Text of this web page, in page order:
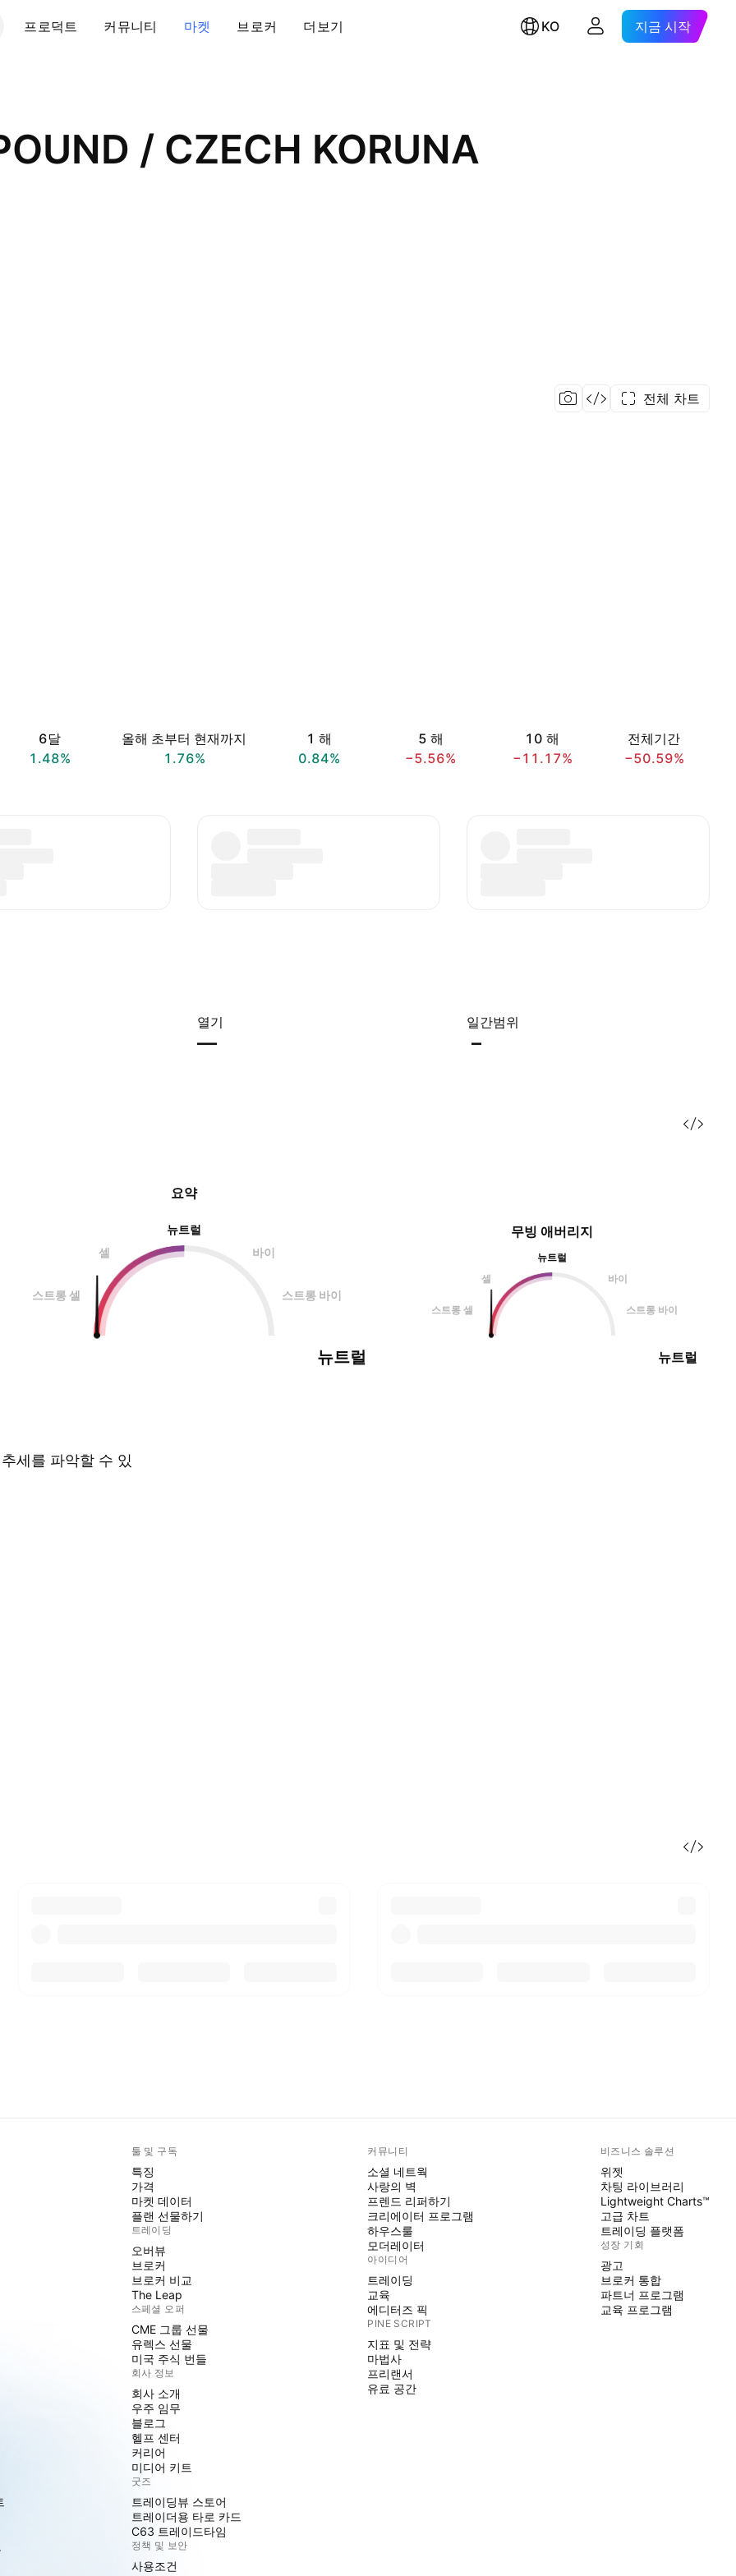
프로덕트 커뮤니티 마켓 브로커 더보기 KO 지금 시작
/ CZECH KORUNA
전체 차트
6달
1.48%
올해 초부터 현재까지
1.76%
1 해
0.84%
5 해
−5.56%
10 해
−11.17%
전체기간
−50.59%
열기
—
일간범위
–
요약
뉴트럴
셀
바이
스트롱 셀 스트롱 바이
뉴트럴
무빙 애버리지
뉴트럴
셀
바이
스트롱 셀 스트롱 바이
뉴트럴
세를 파악할 수 있
툴 및 구독
특징
가격
마켓 데이터
플랜 선물하기
트레이딩
오버뷰
브로커
브로커 비교
The Leap
스페셜 오퍼
CME 그룹 선물
유렉스 선물
미국 주식 번들
회사 정보
회사 소개
우주 임무
블로그
헬프 센터
커리어
미디어 키트
굿즈
트레이딩뷰 스토어
트레이더용 타로 카드
C63 트레이드타임
정책 및 보안
사용조건
커뮤니티
소셜 네트웍
사랑의 벽
프렌드 리퍼하기
크리에이터 프로그램
하우스룰
모더레이터
아이디어
트레이딩
교육
에디터즈 픽
PINE SCRIPT
지표 및 전략
마법사
프리랜서
유료 공간
비즈니스 솔루션
위젯
차팅 라이브러리
Lightweight Charts™
고급 차트
트레이딩 플랫폼
성장 기회
광고
브로커 통합
파트너 프로그램
교육 프로그램